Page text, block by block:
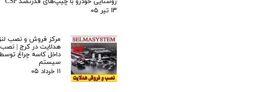
۱۳ تیر ۰۵
مرکز فروش و نصب
هدلایت در کرج | نصب
داخل کاسه چراغ
سیستم
۱۱ خرداد ۰۵